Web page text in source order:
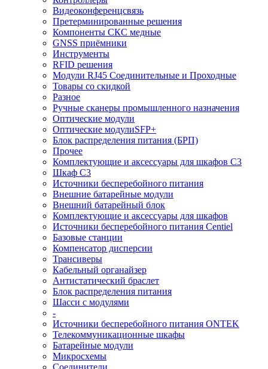
Видеоконференцсвязь
Претерминированные решения
Компоненты СКС медные
GNSS приёмники
Инструменты
RFID решения
Модули RJ45 Соединительные и Проходные
Товары со скидкой
Разное
Ручные сканеры промышленного назначения
Оптические модули
Оптические модулиSFP+
Блок распределения питания (БРП)
Прочее
Комплектующие и аксессуары для шкафов C3
Шкаф C3
Источники бесперебойного питания
Внешние батарейные модули
Внешний батарейный блок
Комплектующие и аксессуары для шкафов
Источники бесперебойного питания Centiel
Базовые станции
Компенсатор дисперсии
Трансиверы
Кабельный органайзер
Антистатический браслет
Блок распределения питания
Шасси с модулями
-
Источники бесперебойного питания ONTEK
Телекоммуникационные шкафы
Батарейные модули
Микросхемы